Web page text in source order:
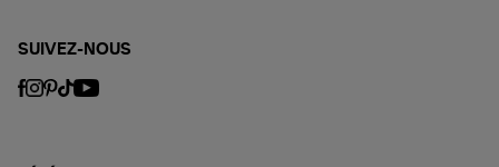
SUIVEZ-NOUS